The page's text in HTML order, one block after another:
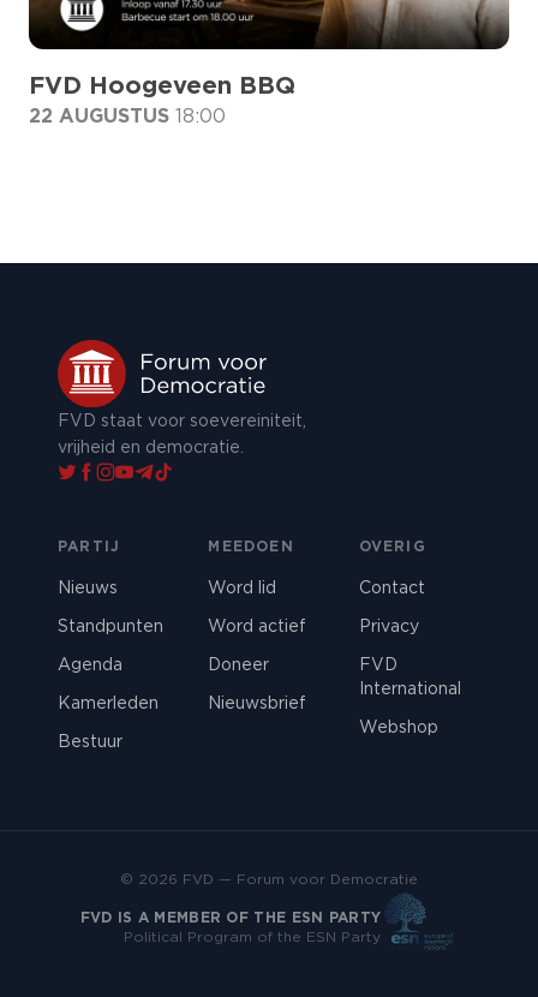
FVD Hoogeveen BBQ
22 AUGUSTUS 18:00
FVD staat voor soevereiniteit,
vrijheid en democratie.
PARTIJ
Nieuws
Standpunten
Agenda
Kamerleden
Bestuur
MEEDOEN
Word lid
Word actief
Doneer
Nieuwsbrief
OVERIG
Contact
Privacy
FVD
International
Webshop
© 2026 FVD — Forum voor Democratie
FVD IS A MEMBER OF THE ESN PARTY
Political Program of the ESN Party